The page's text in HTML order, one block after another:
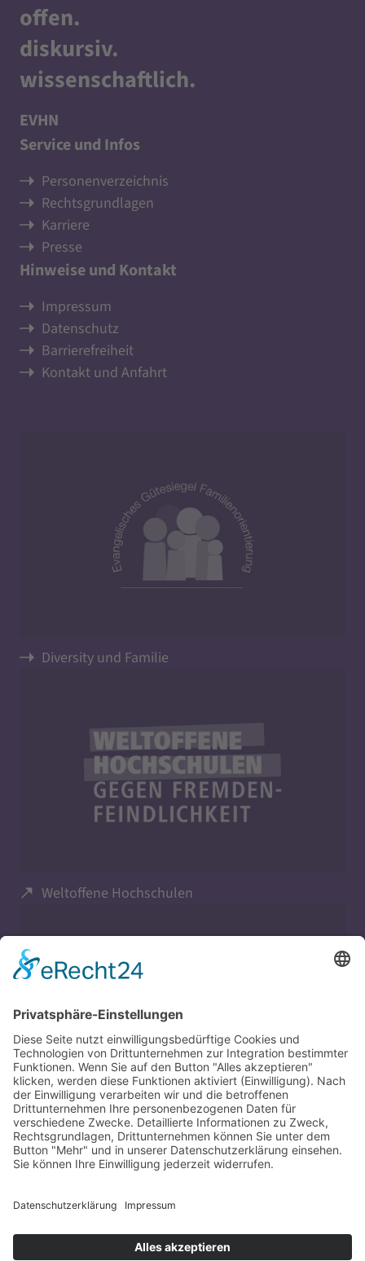
offen.
diskursiv.
wissenschaftlich.
EVHN
Service und Infos
Personenverzeichnis
Rechtsgrundlagen
Karriere
Presse
Hinweise und Kontakt
Impressum
Datenschutz
Barrierefreiheit
Kontakt und Anfahrt
Diversity und Familie
Weltoffene Hochschulen
Evangelisch in Bayern